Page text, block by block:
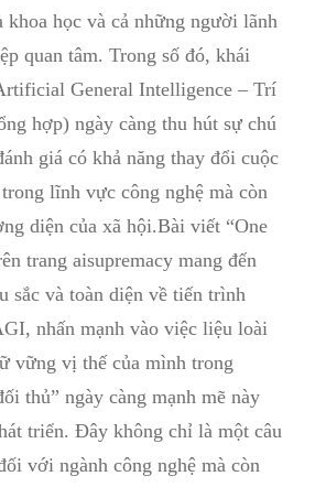
khoa học và cả những người lãnh
quan tâm. Trong số đó, khái
General Intelligence – Trí
hợp) ngày càng thu hút sự chú
giá có khả năng thay đổi cuộc
lĩnh vực công nghệ mà còn
diện của xã hội.Bài viết “One
trang aisupremacy mang đến
sắc và toàn diện về tiến trình
nhấn mạnh vào việc liệu loài
vững vị thế của mình trong
thủ” ngày càng mạnh mẽ này
triển. Đây không chỉ là một câu
với ngành công nghệ mà còn